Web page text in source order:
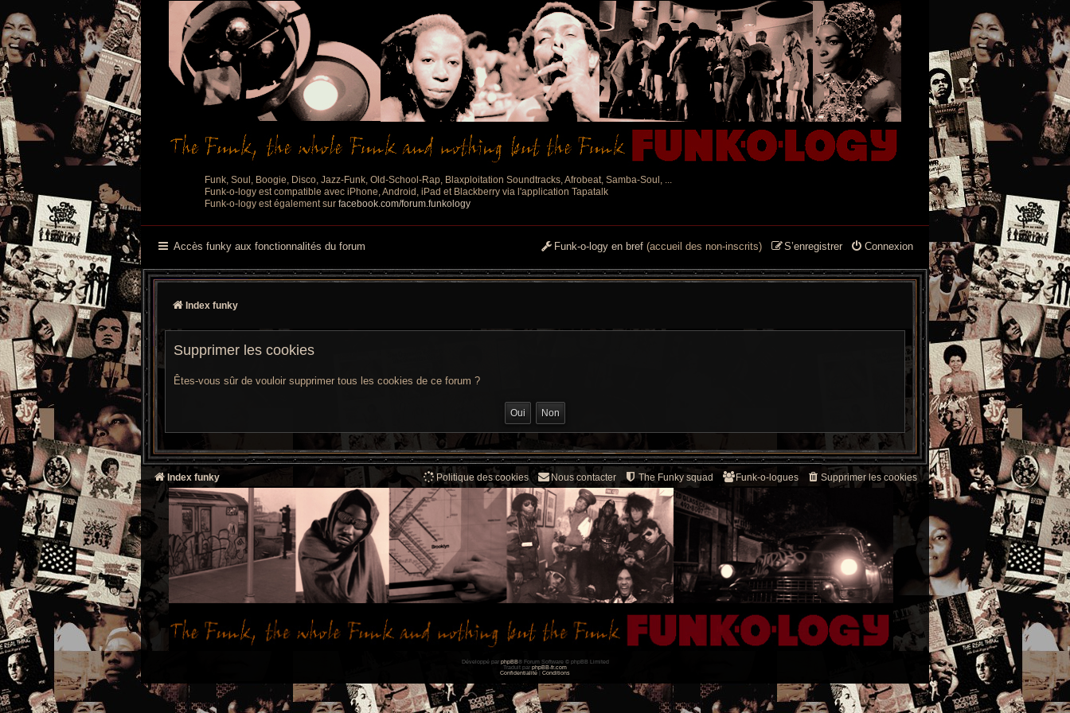
Funk, Soul, Boogie, Disco, Jazz-Funk, Old-School-Rap, Blaxploitation Soundtracks, Afrobeat, Samba-Soul, ...
Funk-o-logy est compatible avec iPhone, Android, iPad et Blackberry via l'application Tapatalk
Funk-o-logy est également sur facebook.com/forum.funkology
Accès funky aux fonctionnalités du forum Connexion
S’enregistrer
Funk-o-logy en bref (accueil des non-inscrits)
Index funky
Supprimer les cookies
Êtes-vous sûr de vouloir supprimer tous les cookies de ce forum ?
Index funky Supprimer les cookies
Funk-o-logues
The Funky squad
Nous contacter
Politique des cookies
Développé par phpBB® Forum Software © phpBB Limited
Traduit par phpBB-fr.com
Confidentialité
Conditions